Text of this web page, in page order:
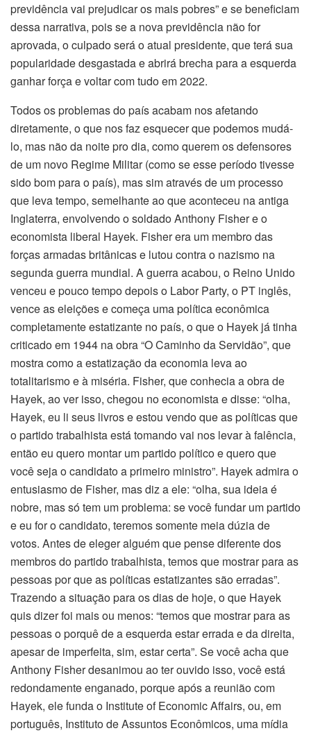
previdência vai prejudicar os mais pobres” e se beneficiam
dessa narrativa, pois se a nova previdência não for
aprovada, o culpado será o atual presidente, que terá sua
popularidade desgastada e abrirá brecha para a esquerda
ganhar força e voltar com tudo em 2022.
Todos os problemas do país acabam nos afetando
diretamente, o que nos faz esquecer que podemos mudá-
lo, mas não da noite pro dia, como querem os defensores
de um novo Regime Militar (como se esse período tivesse
sido bom para o país), mas sim através de um processo
que leva tempo, semelhante ao que aconteceu na antiga
Inglaterra, envolvendo o soldado Anthony Fisher e o
economista liberal Hayek. Fisher era um membro das
forças armadas britânicas e lutou contra o nazismo na
segunda guerra mundial. A guerra acabou, o Reino Unido
venceu e pouco tempo depois o Labor Party, o PT inglês,
vence as eleições e começa uma política econômica
completamente estatizante no país, o que o Hayek já tinha
criticado em 1944 na obra “O Caminho da Servidão”, que
mostra como a estatização da economia leva ao
totalitarismo e à miséria. Fisher, que conhecia a obra de
Hayek, ao ver isso, chegou no economista e disse: “olha,
Hayek, eu li seus livros e estou vendo que as políticas que
o partido trabalhista está tomando vai nos levar à falência,
então eu quero montar um partido político e quero que
você seja o candidato a primeiro ministro”. Hayek admira o
entusiasmo de Fisher, mas diz a ele: “olha, sua ideia é
nobre, mas só tem um problema: se você fundar um partido
e eu for o candidato, teremos somente meia dúzia de
votos. Antes de eleger alguém que pense diferente dos
membros do partido trabalhista, temos que mostrar para as
pessoas por que as políticas estatizantes são erradas”.
Trazendo a situação para os dias de hoje, o que Hayek
quis dizer foi mais ou menos: “temos que mostrar para as
pessoas o porquê de a esquerda estar errada e da direita,
apesar de imperfeita, sim, estar certa”. Se você acha que
Anthony Fisher desanimou ao ter ouvido isso, você está
redondamente enganado, porque após a reunião com
Hayek, ele funda o Institute of Economic Affairs, ou, em
português, Instituto de Assuntos Econômicos, uma mídia